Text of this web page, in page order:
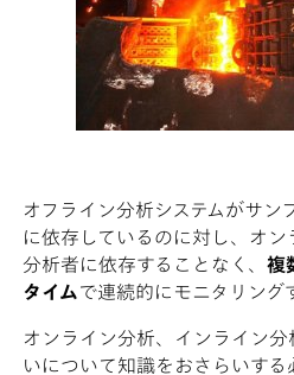
オフライン分析システムがサン
に依存しているのに対し、オン
分析者に依存することなく、 複
タイム で連続的にモニタリング
オンライン分析、インライン
いについて知識をおさらいす